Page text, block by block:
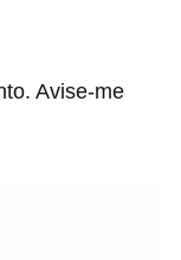
Avise-me